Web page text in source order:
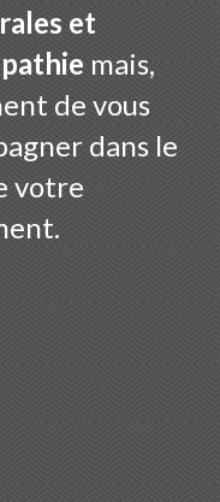
et
mais,
de vous
dans le
votre